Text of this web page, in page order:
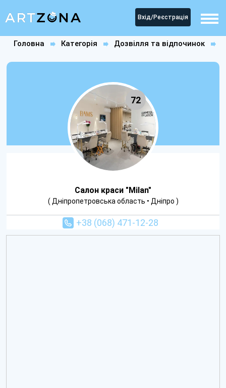
Вхід/Реєстрація
Головна Категорія
Дозвілля та відпочинок
72
Салон краси "Milan"
( Дніпропетровська область • Дніпро )
+38 (068) 471-12-28